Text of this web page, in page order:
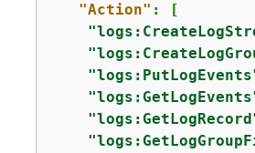
"Action" : [